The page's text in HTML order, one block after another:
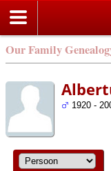
Our Family
1920 -